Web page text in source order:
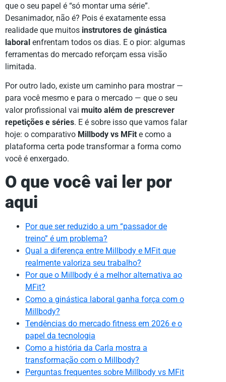
que o seu papel é “só montar uma série”.
Desanimador, não é? Pois é exatamente essa
realidade que muitos instrutores de ginástica
laboral enfrentam todos os dias. E o pior: algumas
ferramentas do mercado reforçam essa visão
limitada.
Por outro lado, existe um caminho para mostrar —
para você mesmo e para o mercado — que o seu
valor profissional vai muito além de prescrever
repetições e séries. E é sobre isso que vamos falar
hoje: o comparativo Millbody vs MFit e como a
plataforma certa pode transformar a forma como
você é enxergado.
O que você vai ler por
aqui
Por que ser reduzido a um “passador de
treino” é um problema?
Qual a diferença entre Millbody e MFit que
realmente valoriza seu trabalho?
Por que o Millbody é a melhor alternativa ao
MFit?
Como a ginástica laboral ganha força com o
Millbody?
Tendências do mercado fitness em 2026 e o
papel da tecnologia
Como a história da Carla mostra a
transformação com o Millbody?
Perguntas frequentes sobre Millbody vs MFit